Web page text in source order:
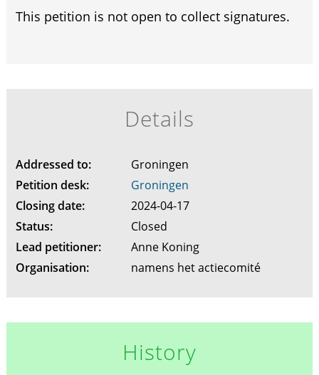
This petition is not open to collect signatures.
Details
Addressed to:
Groningen
Petition desk:
Groningen
Closing date:
2024-04-17
Status:
Closed
Lead petitioner:
Anne Koning
Organisation:
namens het actiecomité
History